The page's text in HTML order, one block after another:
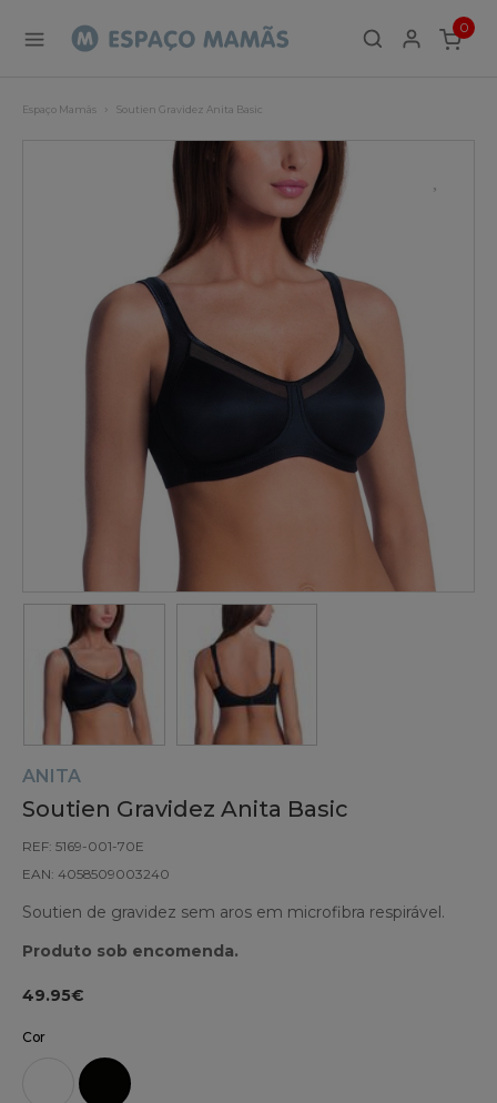
0
ITEMS
Espaço Mamãs Soutien Gravidez Anita Basic
ANITA
Soutien Gravidez Anita Basic
REF: 5169-001-70E
EAN: 4058509003240
Soutien de gravidez sem aros em microfibra respirável.
Produto sob encomenda.
49.95€
Cor